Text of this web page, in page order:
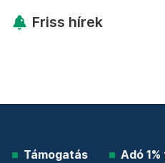
Friss hírek
Támogatás Adó